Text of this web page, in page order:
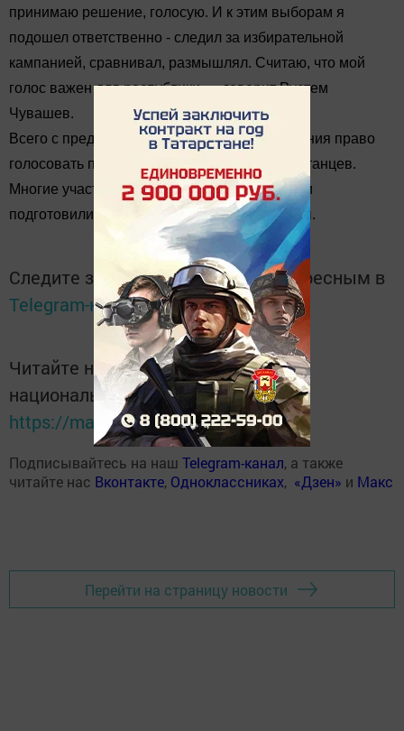
принимаю решение, голосую. И к этим выборам я
подошел ответственно - следил за избирательной
кампанией, сравнивал, размышлял. Считаю, что мой
голос важен для республики», - говорит Рустем
Чувашев.
Всего с предыдущего Единого дня голосования право
голосовать получили более 33 тысяч татарстанцев.
Многие участковые избирательные комиссии
подготовили для них специальные сувениры.
Следите за самым важным и интересным в
Telegram-каналеТатмедиа
Читайте новости Татарстана в
национальном мессенджере MАХ:
https://max.ru/tatmedia
Подписывайтесь на наш Telegram-канал, а также
читайте нас Вконтакте, Одноклассниках, «Дзен» и Макс
Перейти на страницу новости